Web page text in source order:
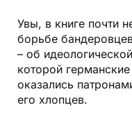
Увы, в книге почти
борьбе
– об
которой
оказались
его хлопцев.